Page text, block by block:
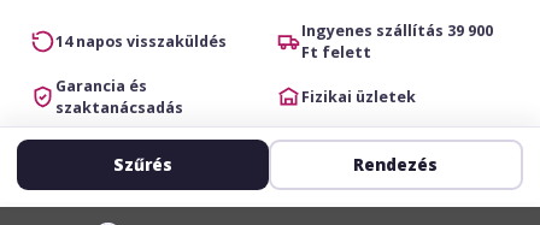
14 napos visszaküldés
Ingyenes szállítás 39 900
Ft felett
Garancia és
szaktanácsadás
Fizikai üzletek
Szűrés Rendezés